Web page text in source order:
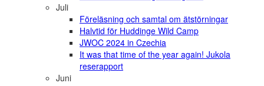
Juli
Föreläsning och samtal om ätstörningar
Halvtid för Huddinge Wild Camp
JWOC 2024 in Czechia
It was that time of the year again! Jukola
reserapport
Juni